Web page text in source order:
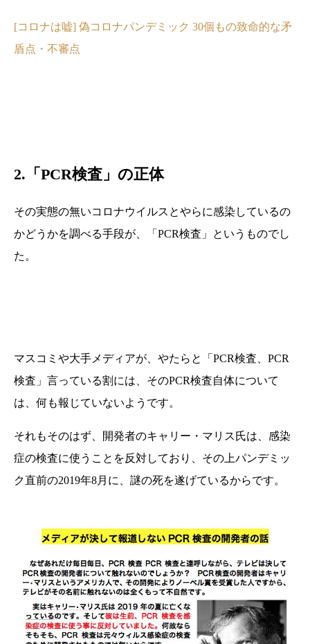
[コロナは嘘] 偽コロナパンデミック 30個もの致命的な矛
盾点・不審点
2.「PCR検査」の正体
その実態の無いコロナウイルスとやらに感染しているの
かどうかを調べる手段が、「PCR検査」というものでし
た。
マスコミや大手メディアが、やたらと「PCR検査、PCR
検査」言っている割には、そのPCR検査自体について
は、何も報じていないようです。
それもそのはず、開発者のキャリー・マリス氏は、感染
症の検査に使うことを反対しており、その上パンデミッ
ク直前の2019年8月に、謎の死を遂げているからです。